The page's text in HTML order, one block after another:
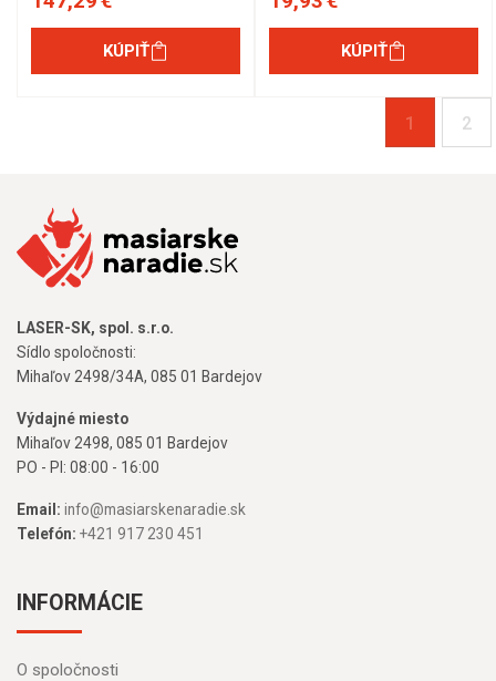
KÚPIŤ KÚPIŤ
1 2
LASER-SK, spol. s.r.o.
Sídlo spoločnosti:
Mihaľov 2498/34A, 085 01 Bardejov
Výdajné miesto
Mihaľov 2498, 085 01 Bardejov
PO - PI: 08:00 - 16:00
Email: info@masiarskenaradie.sk
Telefón: +421 917 230 451
INFORMÁCIE
O spoločnosti